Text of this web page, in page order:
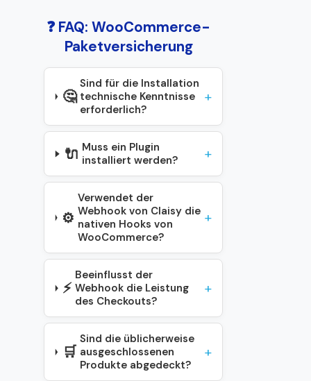
❓ FAQ: WooCommerce-
Paketversicherung
🤔
Sind für die Installation
technische Kenntnisse
erforderlich?
🔌 Muss ein Plugin
installiert werden?
⚙️
Verwendet der
Webhook von Claisy die
nativen Hooks von
WooCommerce?
⚡
Beeinflusst der
Webhook die Leistung
des Checkouts?
🛒
Sind die üblicherweise
ausgeschlossenen
Produkte abgedeckt?